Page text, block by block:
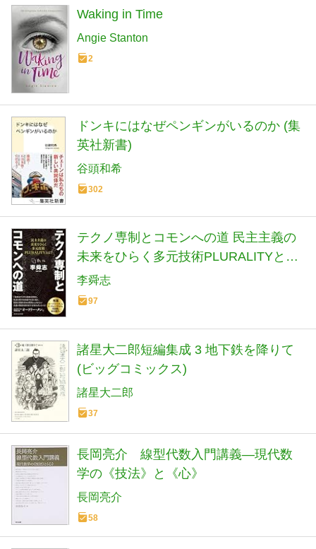
Waking in Time
Angie Stanton
2
ドンキにはなぜペンギンがいるのか (集
英社新書)
谷頭和希
302
テクノ専制とコモンへの道 民主主義の
未来をひらく多元技術PLURALITYと
は? (集英社新書)
李舜志
97
諸星大二郎短編集成 3 地下鉄を降りて
(ビッグコミックス)
諸星大二郎
37
長岡亮介 線型代数入門講義―現代数
学の《技法》と《心》
長岡亮介
58